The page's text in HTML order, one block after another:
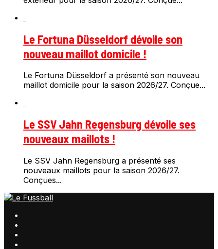
Le Fortuna Düsseldorf dévoile son
nouveau maillot domicile !
Le Fortuna Düsseldorf a présenté son nouveau
maillot domicile pour la saison 2026/27. Conçue...
Le SSV Jahn Regensburg dévoile ses
nouveaux maillots !
Le SSV Jahn Regensburg a présenté ses
nouveaux maillots pour la saison 2026/27.
Conçues...